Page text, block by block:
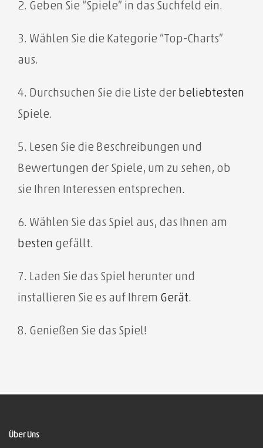
2. Geben Sie “Spiele” in das Suchfeld ein.
3. Wählen Sie die Kategorie “Top-Charts”
aus.
4. Durchsuchen Sie die Liste der beliebtesten
Spiele.
5. Lesen Sie die Beschreibungen und
Bewertungen der Spiele, um zu sehen, ob
sie Ihren Interessen entsprechen.
6. Wählen Sie das Spiel aus, das Ihnen am
besten gefällt.
7. Laden Sie das Spiel herunter und
installieren Sie es auf Ihrem Gerät.
8. Genießen Sie das Spiel!
Über Uns